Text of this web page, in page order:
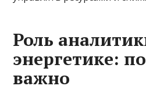
Роль
энергетике:
важно